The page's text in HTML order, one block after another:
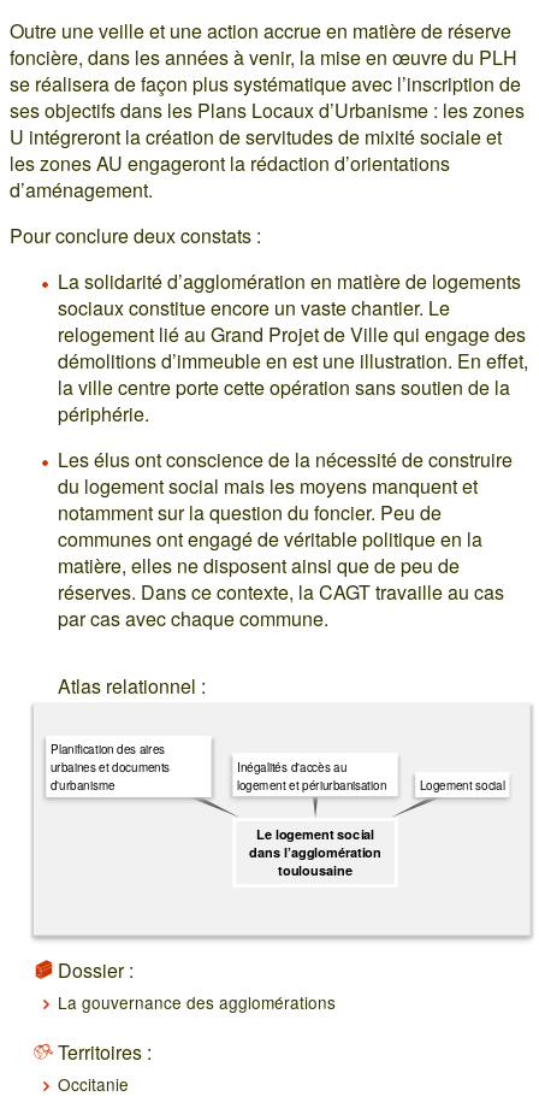
Outre une veille et une action accrue en matière de réserve
foncière, dans les années à venir, la mise en œuvre du PLH
se réalisera de façon plus systématique avec l’inscription de
ses objectifs dans les Plans Locaux d’Urbanisme : les zones
U intégreront la création de servitudes de mixité sociale et
les zones AU engageront la rédaction d’orientations
d’aménagement.
Pour conclure deux constats :
La solidarité d’agglomération en matière de logements
sociaux constitue encore un vaste chantier. Le
relogement lié au Grand Projet de Ville qui engage des
démolitions d’immeuble en est une illustration. En effet,
la ville centre porte cette opération sans soutien de la
périphérie.
Les élus ont conscience de la nécessité de construire
du logement social mais les moyens manquent et
notamment sur la question du foncier. Peu de
communes ont engagé de véritable politique en la
matière, elles ne disposent ainsi que de peu de
réserves. Dans ce contexte, la CAGT travaille au cas
par cas avec chaque commune.
Atlas relationnel :
Le logement social
dans l’agglomération
toulousaine
Logement social
Inégalités d'accès au
logement et périurbanisation
Planification des aires
urbaines et documents
d'urbanisme
Dossier :
La gouvernance des agglomérations
Territoires :
Occitanie